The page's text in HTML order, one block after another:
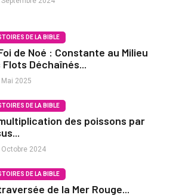
DE LA BIBLE
de Noé : Constante au Milieu
Flots Déchaînés...
2025
DE LA BIBLE
des poissons par
2024
DE LA BIBLE
de la Mer Rouge...